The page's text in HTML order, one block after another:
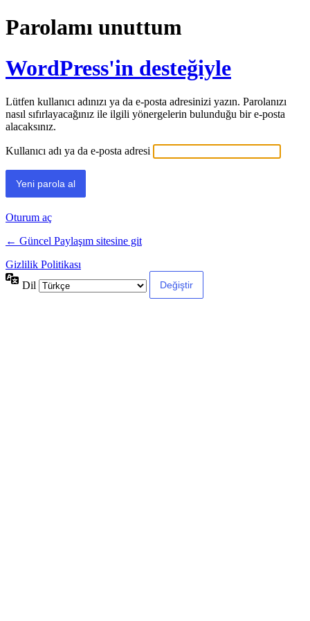
Parolamı unuttum
WordPress'in desteğiyle
Lütfen kullanıcı adınızı ya da e-posta adresinizi yazın. Parolanızı
nasıl sıfırlayacağınız ile ilgili yönergelerin bulunduğu bir e-posta
alacaksınız.
Kullanıcı adı ya da e-posta adresi
Oturum aç
← Güncel Paylaşım sitesine git
Gizlilik Politikası
Dil